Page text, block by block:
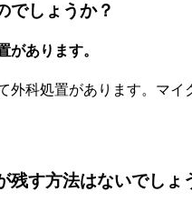
でしょうか？
があります。
科処置があります。マ
す方法はないでしょ